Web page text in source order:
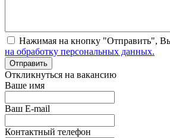
Нажимая на кнопку "Отправить",
на обработку персональных данных.
Откликнуться на вакансию
Ваше имя
Ваш E-mail
Контактный телефон